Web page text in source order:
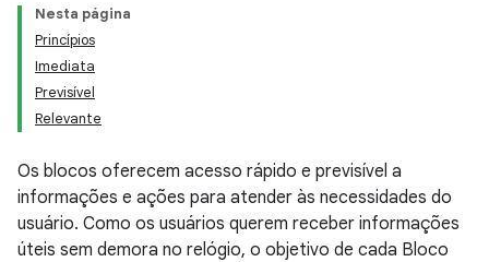
Nesta página
Princípios
Imediata
Previsível
Relevante
Os blocos oferecem acesso rápido e previsível a
informações e ações para atender às necessidades do
usuário. Como os usuários querem receber informações
úteis sem demora no relógio, o objetivo de cada Bloco